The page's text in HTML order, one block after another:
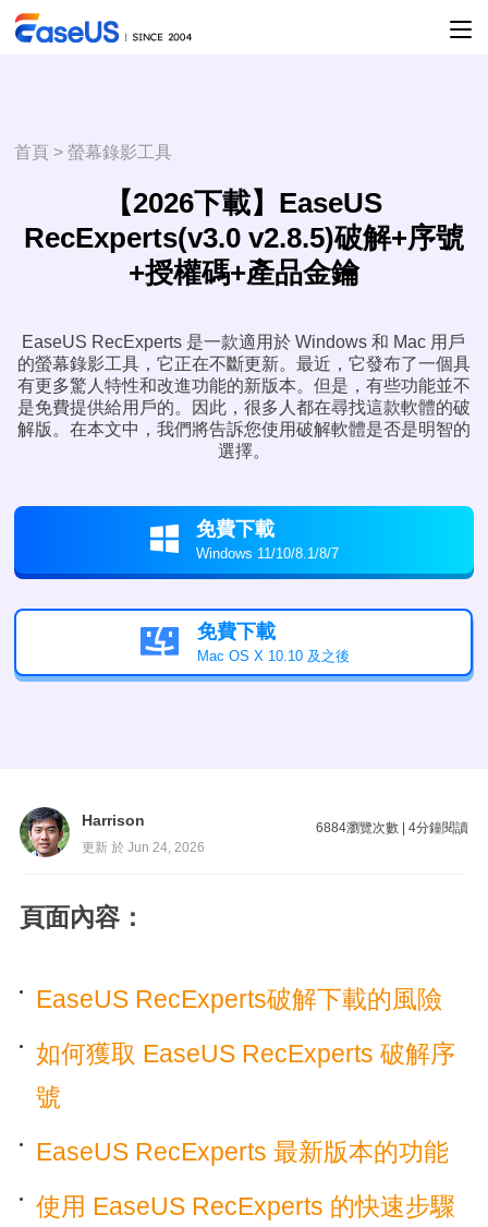
首頁 >螢幕錄影工具
【2026下載】EaseUS
RecExperts(v3.0 v2.8.5)破解+序號
+授權碼+產品金鑰
EaseUS RecExperts 是一款適用於 Windows 和 Mac 用戶
的螢幕錄影工具，它正在不斷更新。最近，它發布了一個具
有更多驚人特性和改進功能的新版本。但是，有些功能並不
是免費提供給用戶的。因此，很多人都在尋找這款軟體的破
解版。在本文中，我們將告訴您使用破解軟體是否是明智的
選擇。
 免費下載
Windows 11/10/8.1/8/7
 免費下載
Mac OS X 10.10 及之後
Harrison
更新 於 Jun 24, 2026
6884瀏覽次數 |4分鐘閱讀
頁面內容：
EaseUS RecExperts破解下載的風險
如何獲取 EaseUS RecExperts 破解序
號
EaseUS RecExperts 最新版本的功能
使用 EaseUS RecExperts 的快速步驟